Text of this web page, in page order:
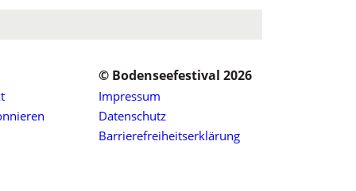
© Bodenseefestival 2026
Impressum
Datenschutz
Barrierefreiheitserklärung